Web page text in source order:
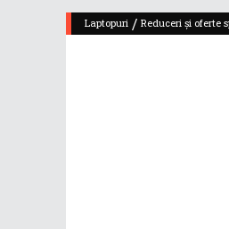
Laptopuri / Reduceri și oferte